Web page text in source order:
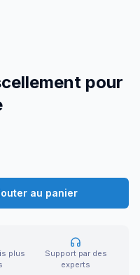
pour
au panier
plus
Support par des
experts